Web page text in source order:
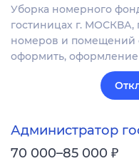
Уборка номерного
гостиницах г. МОСКВА,
номеров и помещений
оформить, оформление
Администратор
70 000–85 000 ₽